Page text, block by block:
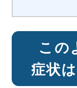
この
症状